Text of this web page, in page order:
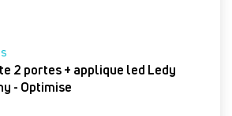
2 portes + applique led Ledy
- Delphy - Optimise